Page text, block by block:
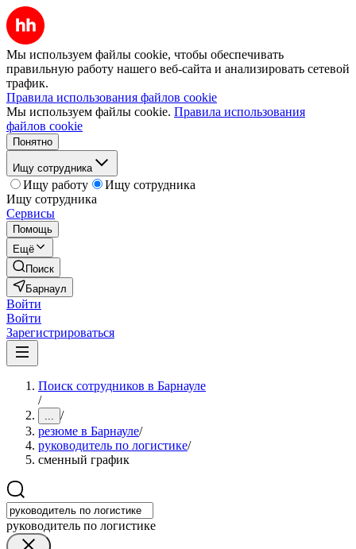
Мы используем файлы cookie, чтобы обеспечивать
правильную работу нашего веб-сайта и анализировать сетевой
трафик.
Правила использования файлов cookie
Мы используем файлы cookie. Правила использования
файлов cookie
Понятно
Ищу сотрудника
Ищу работу
Ищу сотрудника
Ищу сотрудника
Сервисы
Помощь
Ещё
Поиск
Барнаул
Войти
Войти
Зарегистрироваться
Поиск сотрудников в Барнауле
/
... /
резюме в Барнауле/
руководитель по логистике/
сменный график
руководитель по логистике